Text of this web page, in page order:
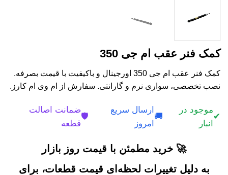
کمک فنر عقب ام جی 350
کمک فنر عقب ام جی 350 اورجینال و باکیفیت با قیمت بصرفه.
نصب تخصصی، سواری نرم و گارانتی. سفارش از ام وی ام کارز.
✔
موجود در
انبار
🚚
ارسال سریع
امروز
🛡️
ضمانت اصالت
قطعه
🚀 خرید مطمئن با قیمت روز بازار
به دلیل تغییرات لحظه‌ای قیمت قطعات، برای